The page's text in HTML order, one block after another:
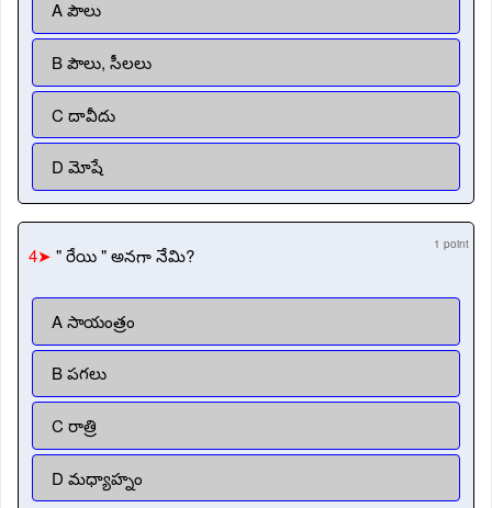
A పౌలు
B పౌలు, సీలలు
C దావీదు
D మోషే
4➤ " రేయి " అనగా నేమి? 1 point
A సాయంత్రం
B పగలు
C రాత్రి
D మధ్యాహ్నం